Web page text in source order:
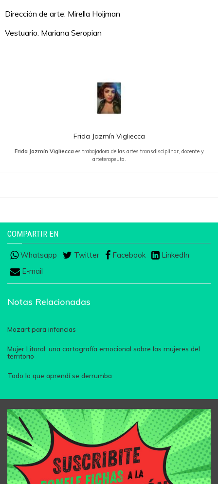
Dirección de arte: Mirella Hoijman
Vestuario: Mariana Seropian
Frida Jazmín Vigliecca
Frida Jazmín Vigliecca es trabajadora de las artes transdisciplinar, docente y
arteterapeuta.
COMPARTIR EN
Whatsapp Twitter Facebook
LinkedIn
E-mail
Notas Relacionadas
Mozart para infancias
Mujer Litoral: una cartografía emocional sobre las mujeres del
territorio
Todo lo que aprendí se derrumba